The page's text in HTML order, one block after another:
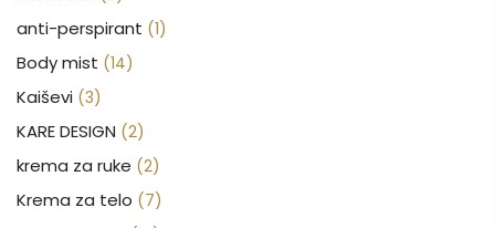
anti-perspirant (1)
Body mist (14)
Kaiševi (3)
KARE DESIGN (2)
krema za ruke (2)
Krema za telo (7)